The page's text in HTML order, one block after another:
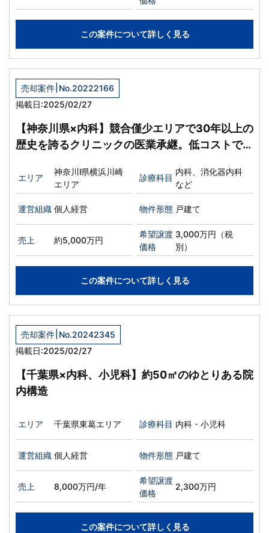
この案件について詳しく見る
売却案件 No.20222166
掲載日:2025/02/27
【神奈川県×内科】競合僅少エリアで30年以上の
歴史を誇るクリニックの医業承継。低コストでの
エリア
神奈川l県横浜川崎
エリア
診療科目
内科、消化器内科
など
運営組織 個人経営 物件形態 戸建て
売上 約5,000万円
希望譲渡
価格
3,000万円（税
別）
この案件について詳しく見る
売却案件 No.20242345
掲載日:2025/02/27
【千葉県×内科、小児科】約50㎡のゆとりある院
内構造
エリア 千葉県東葛エリア 診療科目 内科・小児科
運営組織 個人経営 物件形態 戸建て
売上 8,000万円/年
希望譲渡
価格
2,300万円
この案件について詳しく見る